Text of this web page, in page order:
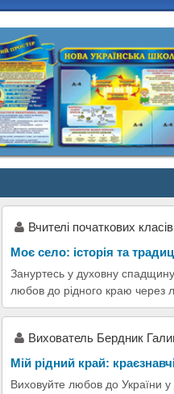
Вчителі початкових
Моє село: історія та
Зануртесь у духовну
любов до рідного краю через
Вихователь Бердник
Мій рідний край:
Виховуйте любов до України у